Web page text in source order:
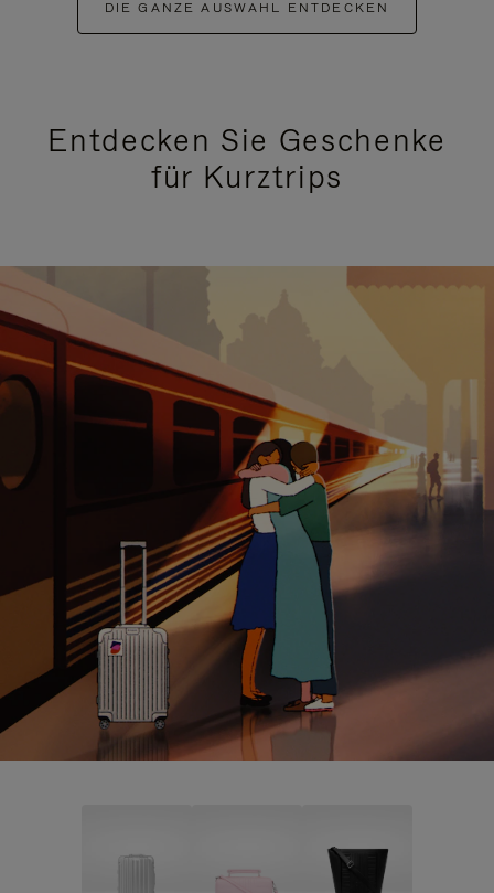
DIE GANZE AUSWAHL ENTDECKEN
Entdecken Sie Geschenke
für Kurztrips